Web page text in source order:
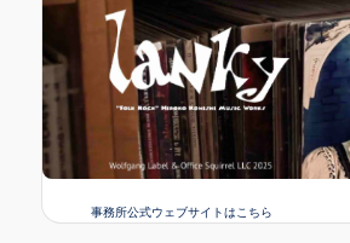
事務所公式ウェブサイトはこちら